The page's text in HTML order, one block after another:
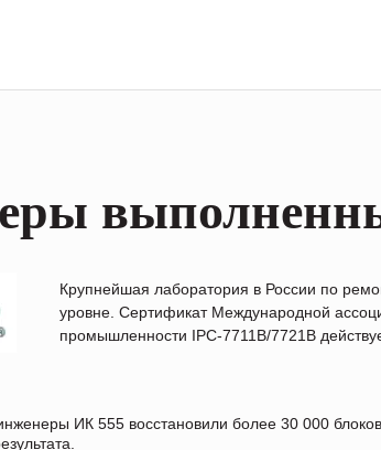
Крупнейшая лаборатория в России по
уровне. Сертификат Международной
промышленности IPC-7711B/7721B
ИК 555 восстановили более 30 000